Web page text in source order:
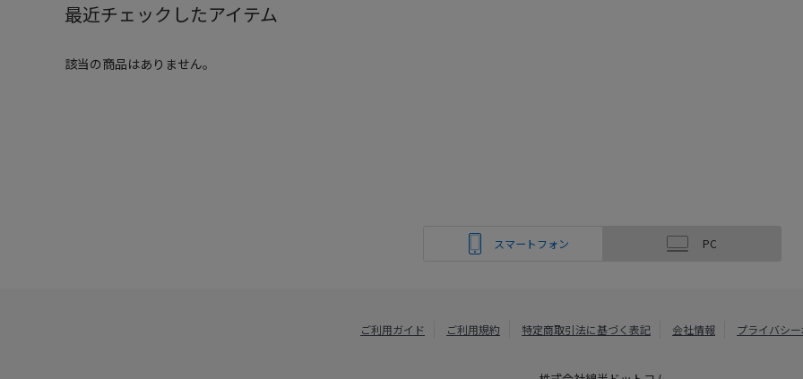
最近チェックしたアイテム
該当の商品はありません。
スマートフォン PC
ご利用ガイド ご利用規約 特定商取引法に基づく表記 会社情報 プライバシ